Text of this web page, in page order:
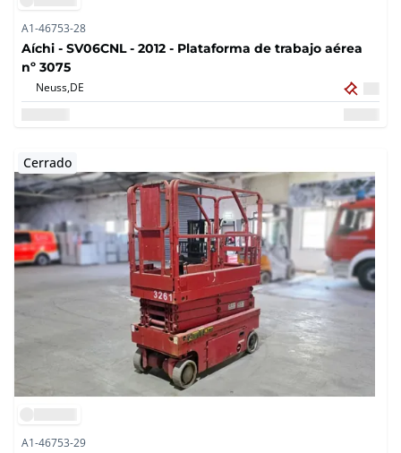
A1-46753-28
Aíchi - SV06CNL - 2012 - Plataforma de trabajo aérea
nº 3075
Neuss,DE
Cerrado
A1-46753-29